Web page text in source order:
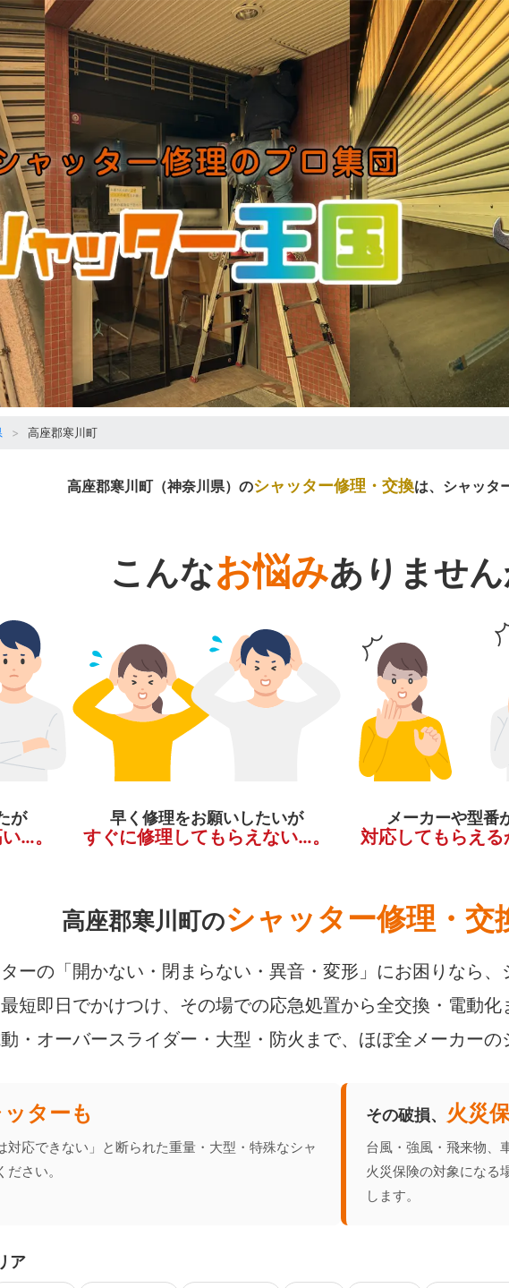
高座郡寒川町
高座郡寒川町（神奈川県）のシャッター修理・交換は、シャッタ
こんなお悩みありません
が
…。
早く修理をお願いしたいが
すぐに修理してもらえない…。
メーカーや型番
対応してもらえる
高座郡寒川町のシャッター修理・交
ーの「開かない・閉まらない・異音・変形」にお困りなら
短即日でかけつけ、その場での応急処置から全交換・電動
・オーバースライダー・大型・防火まで、ほぼ全メーカーの
ターも
対応できない」と断られた重量・大型・特殊なシャ
さい。
その破損、 火災
台風・強風・飛来物、
火災保険の対象になる
します。
ア